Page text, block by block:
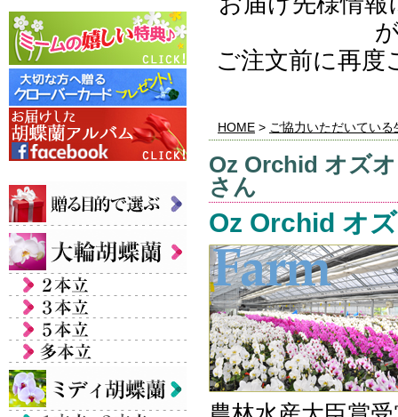
ご注文前に再
HOME > ご協力いただいてい
Oz Orchid オズ
さん
Oz Orchid オ